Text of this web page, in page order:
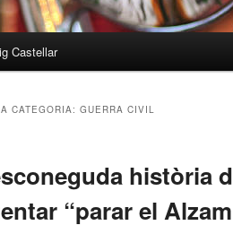
Castellar
CATEGORIA: GUERRA CIVIL
història
“parar el